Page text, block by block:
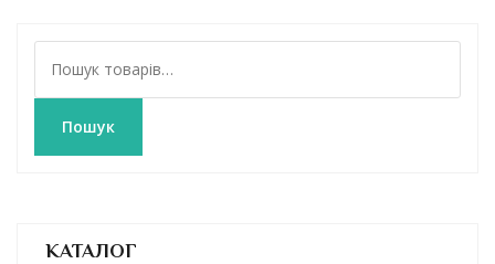
к
Пошук
КАТАЛОГ